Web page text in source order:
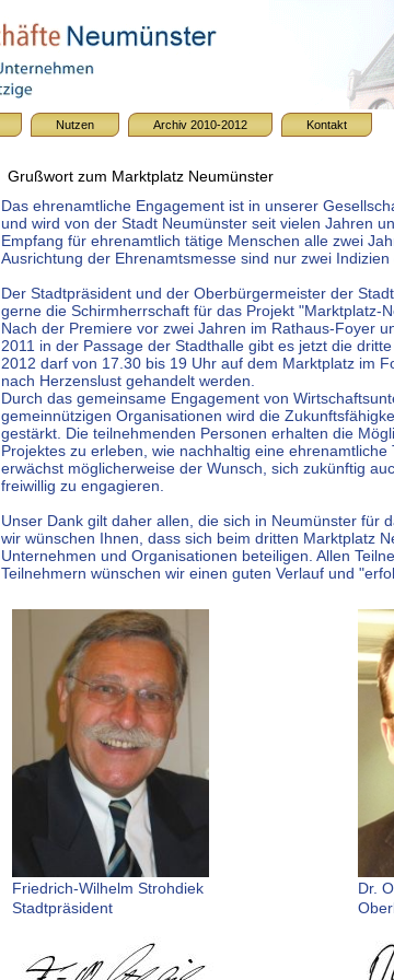
Nutzen Archiv 2010-2012 Kontakt
Grußwort zum Marktplatz Neumünster
Das ehrenamtliche Engagement ist in unserer
und wird von der Stadt Neumünster seit vielen Jahren
Empfang für ehrenamtlich tätige Menschen alle zwei
Ausrichtung der Ehrenamtsmesse sind nur zwei Indizien
Der Stadtpräsident und der Oberbürgermeister der
gerne die Schirmherrschaft für das Projekt "Marktplatz-
Nach der Premiere vor zwei Jahren im Rathaus-Foyer
2011 in der Passage der Stadthalle gibt es jetzt die
2012 darf von 17.30 bis 19 Uhr auf dem Marktplatz im
nach Herzenslust gehandelt werden.
Durch das gemeinsame Engagement von
gemeinnützigen Organisationen wird die
gestärkt. Die teilnehmenden Personen erhalten die
Projektes zu erleben, wie nachhaltig eine
erwächst möglicherweise der Wunsch, sich zukünftig
freiwillig zu engagieren.
Unser Dank gilt daher allen, die sich in Neumünster für
wir wünschen Ihnen, dass sich beim dritten Marktplatz
Unternehmen und Organisationen beteiligen. Allen
Teilnehmern wünschen wir einen guten Verlauf und
Friedrich-Wilhelm Strohdiek
Dr.
Stadtpräsident